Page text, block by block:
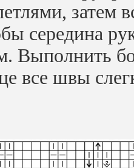
затем
середина
Выполнить
все швы